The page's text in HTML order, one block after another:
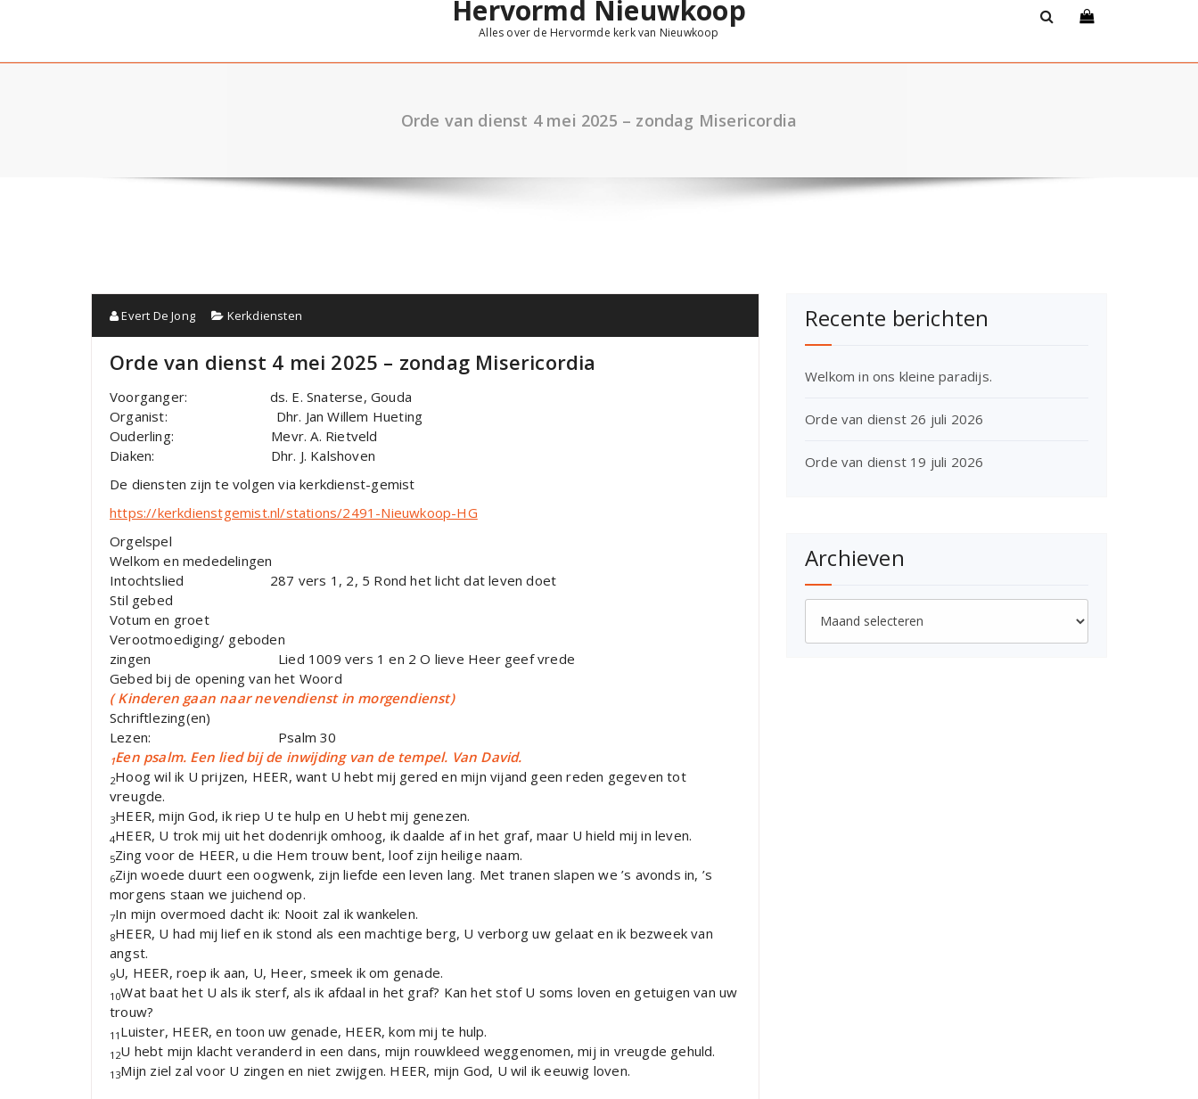
Hervormd Nieuwkoop
Alles over de Hervormde kerk van Nieuwkoop
Orde van dienst 4 mei 2025 – zondag Misericordia
Evert De Jong Kerkdiensten
Orde van dienst 4 mei 2025 – zondag Misericordia
Voorganger: ds. E. Snaterse, Gouda
Organist: Dhr. Jan Willem Hueting
Ouderling: Mevr. A. Rietveld
Diaken: Dhr. J. Kalshoven
De diensten zijn te volgen via kerkdienst-gemist
https://kerkdienstgemist.nl/stations/2491-Nieuwkoop-HG
Orgelspel
Welkom en mededelingen
Intochtslied 287 vers 1, 2, 5 Rond het licht dat leven doet
Stil gebed
Votum en groet
Verootmoediging/ geboden
zingen Lied 1009 vers 1 en 2 O lieve Heer geef vrede
Gebed bij de opening van het Woord
( Kinderen gaan naar nevendienst in morgendienst)
Schriftlezing(en)
Lezen: Psalm 30
1Een psalm. Een lied bij de inwijding van de tempel. Van David.
2Hoog wil ik U prijzen, HEER, want U hebt mij gered en mijn vijand geen reden gegeven tot
vreugde.
3HEER, mijn God, ik riep U te hulp en U hebt mij genezen.
4HEER, U trok mij uit het dodenrijk omhoog, ik daalde af in het graf, maar U hield mij in leven.
5Zing voor de HEER, u die Hem trouw bent, loof zijn heilige naam.
6Zijn woede duurt een oogwenk, zijn liefde een leven lang. Met tranen slapen we ’s avonds in, ’s
morgens staan we juichend op.
7In mijn overmoed dacht ik: Nooit zal ik wankelen.
8HEER, U had mij lief en ik stond als een machtige berg, U verborg uw gelaat en ik bezweek van
angst.
9U, HEER, roep ik aan, U, Heer, smeek ik om genade.
10Wat baat het U als ik sterf, als ik afdaal in het graf? Kan het stof U soms loven en getuigen van uw
trouw?
11 Luister, HEER, en toon uw genade, HEER, kom mij te hulp.
12U hebt mijn klacht veranderd in een dans, mijn rouwkleed weggenomen, mij in vreugde gehuld.
13Mijn ziel zal voor U zingen en niet zwijgen. HEER, mijn God, U wil ik eeuwig loven.
Recente berichten
Welkom in ons kleine paradijs.
Orde van dienst 26 juli 2026
Orde van dienst 19 juli 2026
Archieven
Archieven